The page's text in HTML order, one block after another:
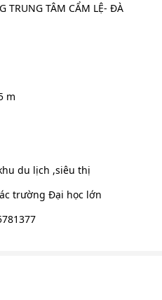
TRUNG TÂM CẨM LỆ- ĐÀ
m
du lịch ,siêu thị
trường Đại học lớn